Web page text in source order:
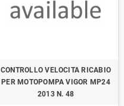
CONTROLLO VELOCITA RICABIO
PER MOTOPOMPA VIGOR MP24
2013 N. 48